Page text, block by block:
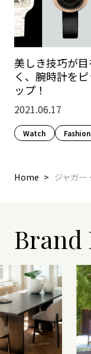
美しき技巧が目
く、腕時計を
ップ！
2021.06.17
Watch Fashion​
Home ジャガー
Brand